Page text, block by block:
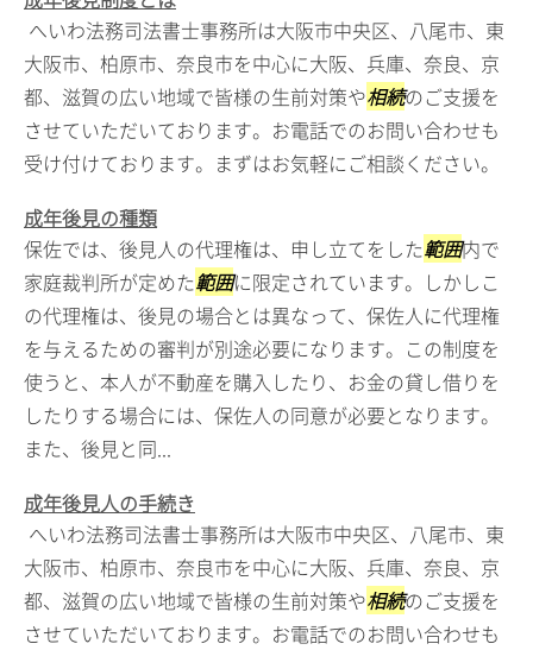
へいわ法務司法書士事務所は大阪市中央区、八尾市、東
大阪市、柏原市、奈良市を中心に大阪、兵庫、奈良、京
都、滋賀の広い地域で皆様の生前対策や相続のご支援を
させていただいております。お電話でのお問い合わせも
受け付けております。まずはお気軽にご相談ください。
成年後見の種類
保佐では、後見人の代理権は、申し立てをした範囲内で
家庭裁判所が定めた範囲に限定されています。しかしこ
の代理権は、後見の場合とは異なって、保佐人に代理権
を与えるための審判が別途必要になります。この制度を
使うと、本人が不動産を購入したり、お金の貸し借りを
したりする場合には、保佐人の同意が必要となります。
また、後見と同...
成年後見人の手続き
へいわ法務司法書士事務所は大阪市中央区、八尾市、東
大阪市、柏原市、奈良市を中心に大阪、兵庫、奈良、京
都、滋賀の広い地域で皆様の生前対策や相続のご支援を
させていただいております。お電話でのお問い合わせも